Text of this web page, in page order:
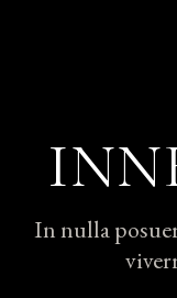
In nulla